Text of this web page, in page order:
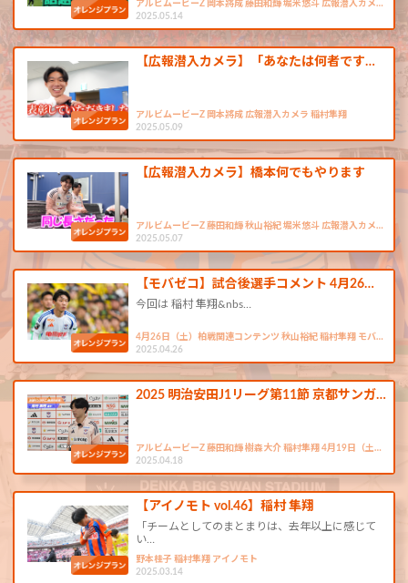
アルビムービーZ 岡本將成 藤田和輝 堀米悠斗 広報潜入カメ…
2025.05.14
【広報潜入カメラ】「あなたは何者です…
アルビムービーZ 岡本將成 広報潜入カメラ 稲村隼翔
2025.05.09
【広報潜入カメラ】橋本何でもやります
アルビムービーZ 藤田和輝 秋山裕紀 堀米悠斗 広報潜入カメ…
2025.05.07
【モバゼコ】試合後選手コメント 4月26…
今回は 稲村 隼翔&nbs…
4月26日（土）柏戦関連コンテンツ 秋山裕紀 稲村隼翔 モバ…
2025.04.26
2025 明治安田J1リーグ第11節 京都サンガ…
アルビムービーZ 藤田和輝 樹森大介 稲村隼翔 4月19日（土…
2025.04.18
【アイノモト vol.46】稲村 隼翔
「チームとしてのまとまりは、去年以上に感じて
い…
野本桂子 稲村隼翔 アイノモト
2025.03.14